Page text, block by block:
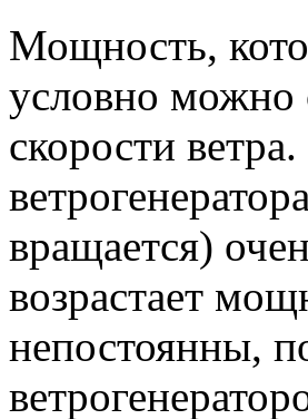
Мощность,
условно можно
скорости
вращается)
возрастает
непостоянны,